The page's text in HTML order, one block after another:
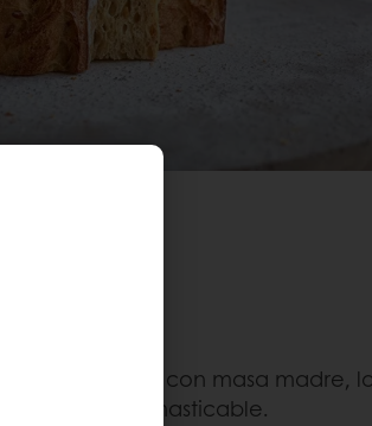
Elaborado con masa madre,
y una textura masticable.